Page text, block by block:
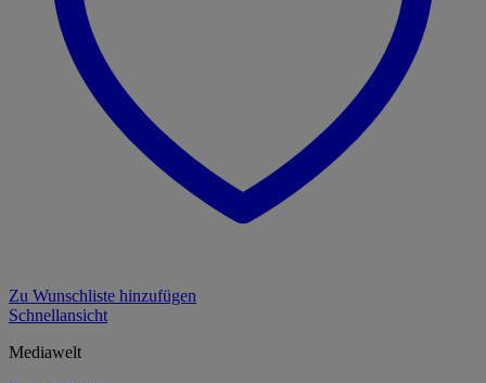
Zu Wunschliste hinzufügen
Schnellansicht
Mediawelt